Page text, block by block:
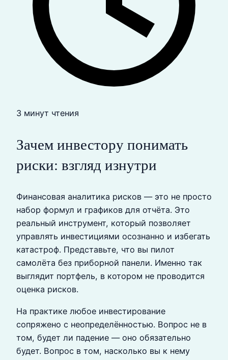
3 минут чтения
Зачем инвестору понимать
риски: взгляд изнутри
Финансовая аналитика рисков — это не просто
набор формул и графиков для отчёта. Это
реальный инструмент, который позволяет
управлять инвестициями осознанно и избегать
катастроф. Представьте, что вы пилот
самолёта без приборной панели. Именно так
выглядит портфель, в котором не проводится
оценка рисков.
На практике любое инвестирование
сопряжено с неопределённостью. Вопрос не в
том, будет ли падение — оно обязательно
будет. Вопрос в том, насколько вы к нему